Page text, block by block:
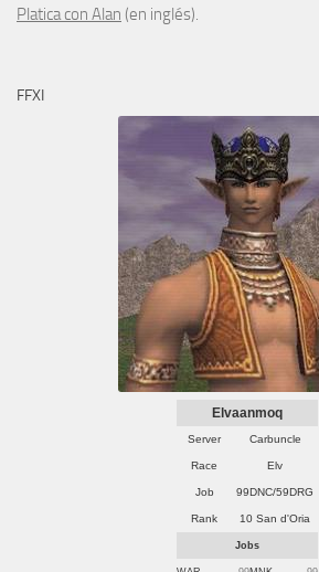
Platica con Alan (en inglés).
FFXI
Elvaanmoq
Server Carbuncle
Race Elv
Job 99DNC/59DRG
Rank 10 San d'Oria
Jobs